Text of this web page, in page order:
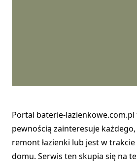
Portal baterie-
pewnością zainteresuje
remont łazienki lub jest w
domu. Serwis ten skupia się na